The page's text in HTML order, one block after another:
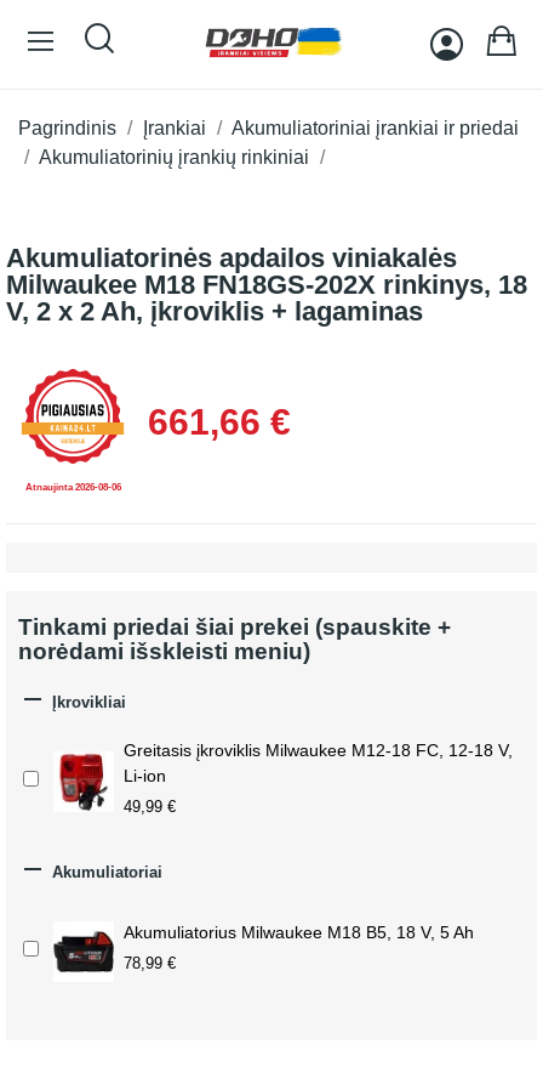
Pagrindinis Įrankiai
Akumuliatoriniai įrankiai ir priedai
Akumuliatorinių įrankių rinkiniai
Akumuliatorinės apdailos viniakalės
Milwaukee M18 FN18GS-202X rinkinys, 18
V, 2 x 2 Ah, įkroviklis + lagaminas
661,66 €
Atnaujinta 2026-08-06
Tinkami priedai šiai prekei (spauskite +
norėdami išskleisti meniu)
 Įkrovikliai
Greitasis įkroviklis Milwaukee M12-18 FC, 12-18 V,
Li-ion
49,99 €
 Akumuliatoriai
Akumuliatorius Milwaukee M18 B5, 18 V, 5 Ah
78,99 €